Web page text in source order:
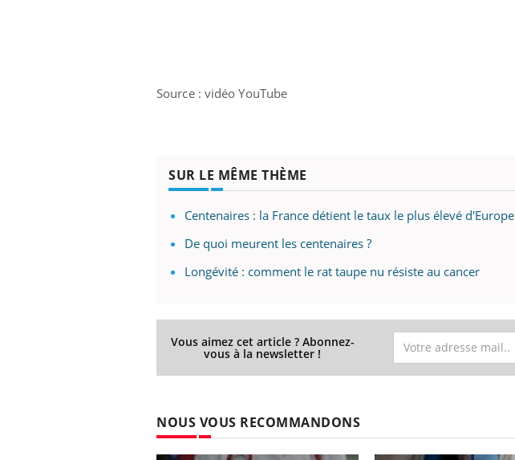
Source : vidéo YouTube
SUR LE MÊME THÈME
Centenaires : la France détient le taux le plus élevé d'Europe
De quoi meurent les centenaires ?
Longévité : comment le rat taupe nu résiste au cancer
Vous aimez cet article ? Abonnez-
vous à la newsletter !
NOUS VOUS RECOMMANDONS